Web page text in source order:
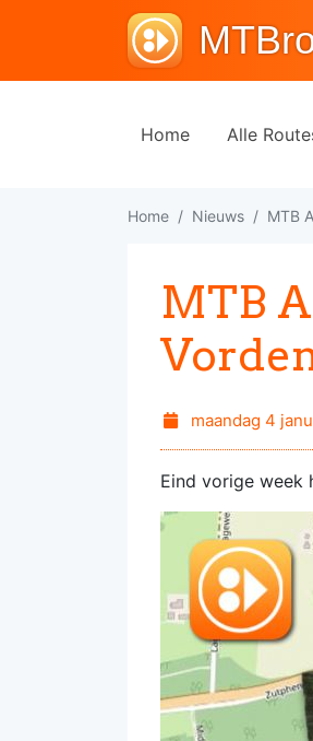
Home Alle
Home Nieuws MTB
MTB
maandag 4
Eind vorige week